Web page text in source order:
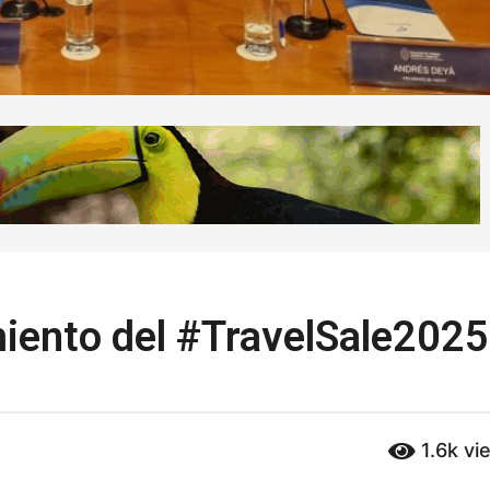
del #TravelSale2025
1.6k